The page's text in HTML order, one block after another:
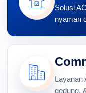
Solusi
nyaman
Layanan
gedung,